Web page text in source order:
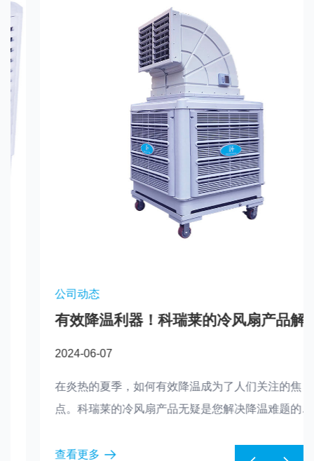
公司动态
有效降温利器！科瑞莱的冷风扇产品解
2024-06-07
在炎热的夏季，如何有效降温成为了人们关注的焦
点。科瑞莱的冷风扇产品无疑是您解决降温难题的得
果，还具备节能环保的特点，让您在享受清凉的同
查看更多